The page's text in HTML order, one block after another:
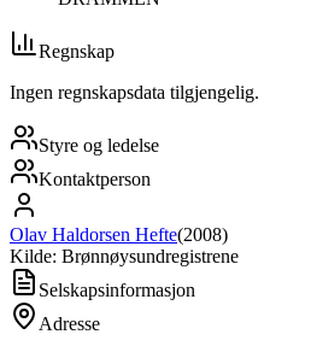
Regnskap
Ingen regnskapsdata tilgjengelig.
Styre og ledelse
Kontaktperson
Olav Haldorsen Hefte(2008)
Kilde: Brønnøysundregistrene
Selskapsinformasjon
Adresse